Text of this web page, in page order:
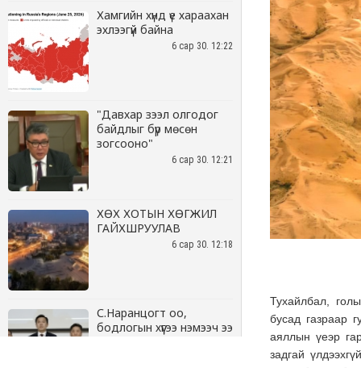
Хамгийн хүнд үе хараахан
эхлээгүй байна
6 сар 30. 12:22
"Давхар зээл олгодог
байдлыг бүр мөсөн
зогсооно"
6 сар 30. 12:21
ХӨХ ХОТЫН ХӨГЖИЛ
ГАЙХШРУУЛАВ
6 сар 30. 12:18
С.Наранцогт оо,
бодлогын хүүгээ нэмээч ээ